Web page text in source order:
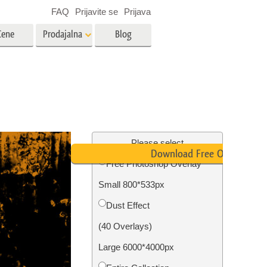
Obnova fotografij
Prodajalna
elementi
Blog
FAQ Prijavite se Prijava
Please select
Free Photoshop Overlay
Small 800*533px
Dust Effect
(40 Overlays)
Large 6000*4000px
Download Free Overlay